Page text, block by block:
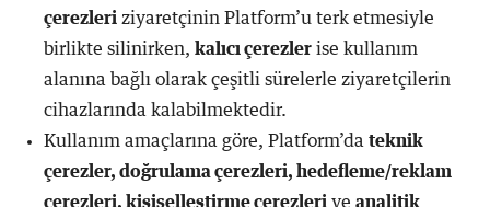
çerezleri ziyaretçinin Platform’u terk etmesiyle
birlikte silinirken, kalıcı çerezler ise kullanım
alanına bağlı olarak çeşitli sürelerle ziyaretçilerin
cihazlarında kalabilmektedir.
Kullanım amaçlarına göre, Platform’da teknik
çerezler, doğrulama çerezleri, hedefleme/reklam
çerezleri, kişiselleştirme çerezleri ve analitik